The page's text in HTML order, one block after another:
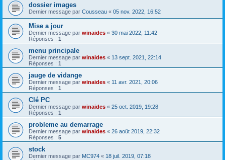
dossier images
Dernier message par Cousseau « 05 nov. 2022, 16:52
Mise a jour
Dernier message par winaides « 30 mai 2022, 11:42
Réponses : 1
menu principale
Dernier message par winaides « 13 sept. 2021, 22:14
Réponses : 1
jauge de vidange
Dernier message par winaides « 11 avr. 2021, 20:06
Réponses : 1
Clé PC
Dernier message par winaides « 25 oct. 2019, 19:28
Réponses : 1
probleme au demarrage
Dernier message par winaides « 26 août 2019, 22:32
Réponses : 5
stock
Dernier message par MC974 « 18 juil. 2019, 07:18